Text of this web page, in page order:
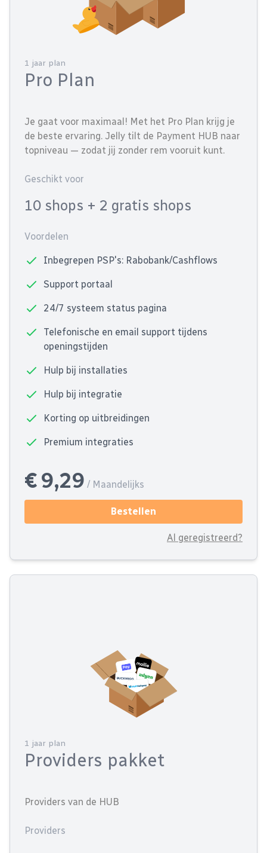
1 jaar plan
Pro Plan
Je gaat voor maximaal! Met het Pro Plan krijg je
de beste ervaring. Jelly tilt de Payment HUB naar
topniveau — zodat jij zonder rem vooruit kunt.
Geschikt voor
10 shops + 2 gratis shops
Voordelen
Inbegrepen PSP's: Rabobank/Cashflows
Support portaal
24/7 systeem status pagina
Telefonische en email support tijdens
openingstijden
Hulp bij installaties
Hulp bij integratie
Korting op uitbreidingen
Premium integraties
€ 9,29 / Maandelijks
Bestellen
Al geregistreerd?
1 jaar plan
Providers pakket
Providers van de HUB
Providers